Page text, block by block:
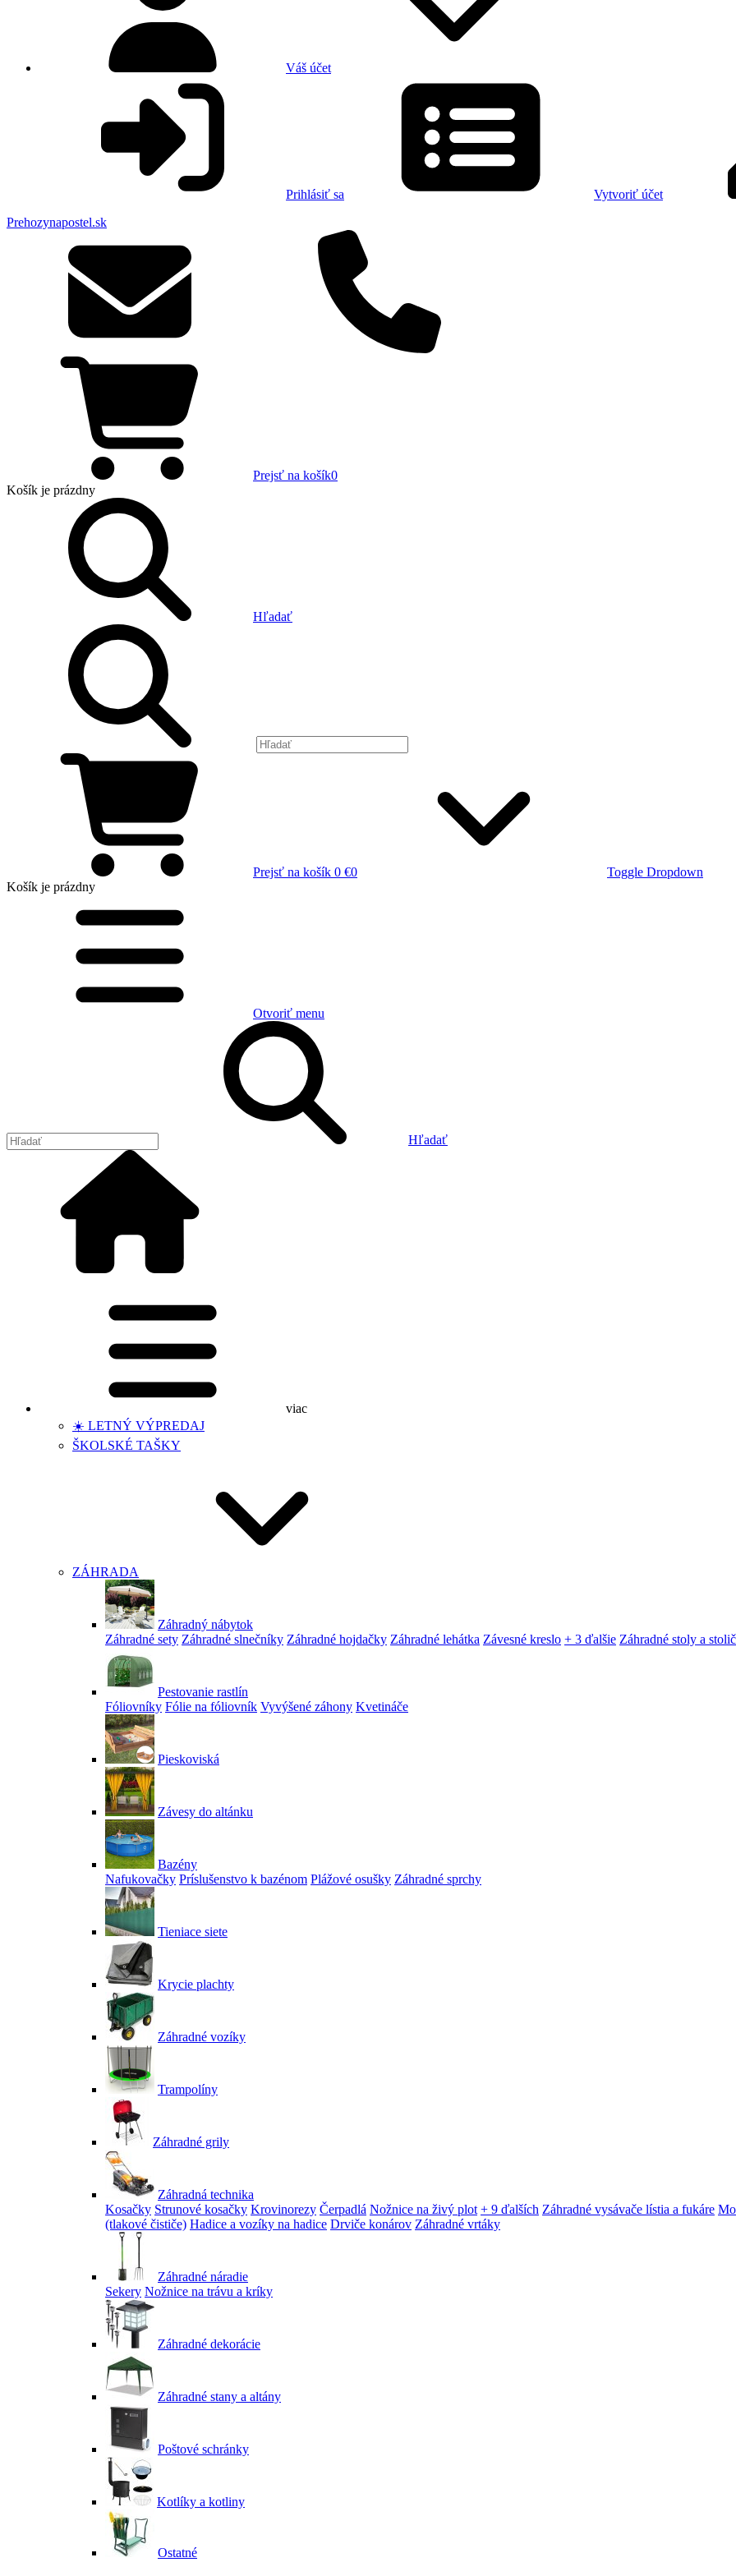
Váš účet
Prihlásiť sa Vytvoriť účet
Prehozynapostel.sk
Prejsť na košík0
Košík je prázdny
Hľadať
Prejsť na košík 0 €0
Toggle Dropdown
Košík je prázdny
Otvoriť menu
Hľadať
viac
☀️ LETNÝ VÝPREDAJ
ŠKOLSKÉ TAŠKY
ZÁHRADA
Záhradný nábytok
Záhradné sety Záhradné slnečníky Záhradné hojdačky Záhradné lehátka Závesné kreslo + 3 ďalšie Záhradné stoly a
Pestovanie rastlín
Fóliovníky Fólie na fóliovník Vyvýšené záhony Kvetináče
Pieskoviská
Závesy do altánku
Bazény
Nafukovačky Príslušenstvo k bazénom Plážové osušky Záhradné sprchy
Tieniace siete
Krycie plachty
Záhradné vozíky
Trampolíny
Záhradné grily
Záhradná technika
Kosačky Strunové kosačky Krovinorezy Čerpadlá Nožnice na živý plot + 9 ďalších Záhradné vysávače lístia a fukáre
(tlakové čističe) Hadice a vozíky na hadice Drviče konárov Záhradné vrtáky
Záhradné náradie
Sekery Nožnice na trávu a kríky
Záhradné dekorácie
Záhradné stany a altány
Poštové schránky
Kotlíky a kotliny
Ostatné